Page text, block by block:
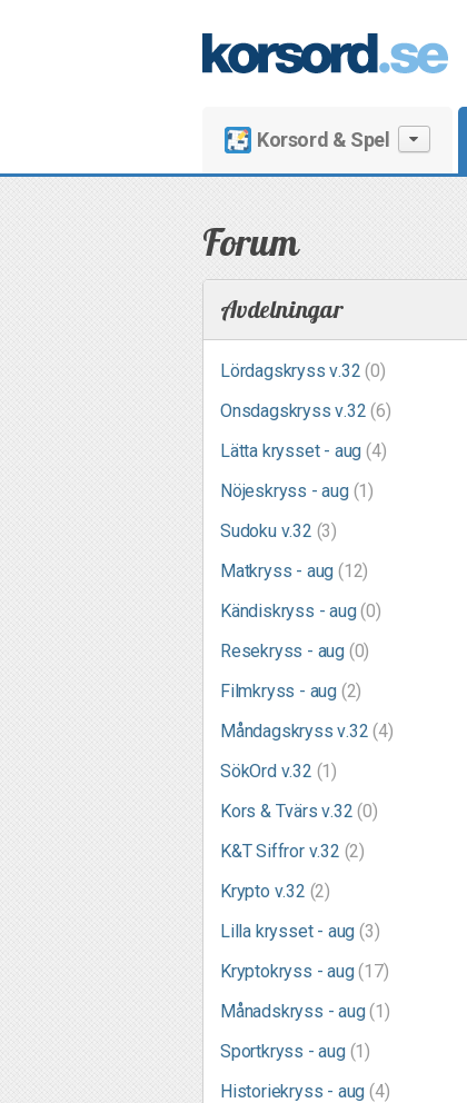
Korsord & Spel
Forum
Avdelningar
Lördagskryss v.32(0)
Onsdagskryss v.32(6)
Lätta krysset - aug(4)
Nöjeskryss - aug (1)
Sudoku v.32 (3)
Matkryss - aug(12)
Kändiskryss - aug(0)
Resekryss - aug (0)
Filmkryss - aug (2)
Måndagskryss v.32(4)
SökOrd v.32 (1)
Kors & Tvärs v.32(0)
K&T Siffror v.32 (2)
Krypto v.32 (2)
Lilla krysset - aug(3)
Kryptokryss - aug(17)
Månadskryss - aug(1)
Sportkryss - aug (1)
Historiekryss - aug(4)